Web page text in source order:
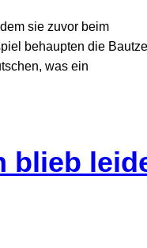
sie zuvor beim
behaupten die
was ein
blieb